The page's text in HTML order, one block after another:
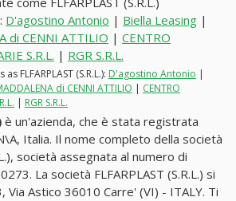
D'agostino Antonio | Biella Leasing |
di CENNI ATTILIO | CENTRO
S.R.L. | RGR S.R.L.
FLFARPLAST (S.R.L.): D'agostino Antonio |
di CENNI ATTILIO | CENTRO
| RGR S.R.L.
è un'azienda, che è stata registrata
Italia. Il nome completo della società
società assegnata al numero di
La società FLFARPLAST (S.R.L.) si
Via Astico 36010 Carre' (VI) - ITALY. Ti